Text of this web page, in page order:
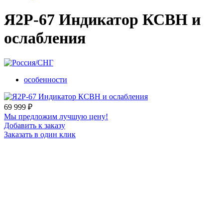
Я2Р-67 Индикатор КСВН и
ослабления
особенности
69 999 ₽
Мы предложим лучшую цену!
Добавить к заказу
Заказать в один клик